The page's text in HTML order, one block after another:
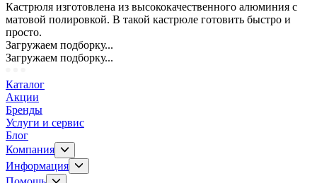
Кастрюля изготовлена из высококачественного алюминия с
матовой полировкой. В такой кастрюле готовить быстро и
просто.
Загружаем подборку...
Загружаем подборку...
Каталог
Акции
Бренды
Услуги и сервис
Блог
Компания
Информация